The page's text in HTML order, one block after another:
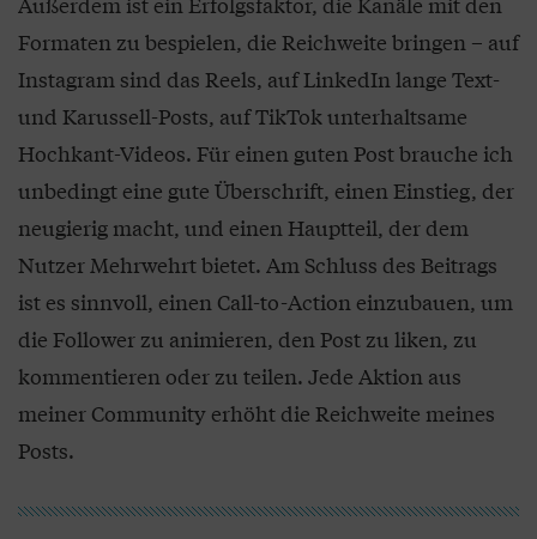
Formaten zu bespielen, die Reichweite bringen – auf
Instagram sind das Reels, auf LinkedIn lange Text-
und Karussell-Posts, auf TikTok unterhaltsame
Hochkant-Videos. Für einen guten Post brauche ich
unbedingt eine gute Überschrift, einen Einstieg, der
neugierig macht, und einen Hauptteil, der dem
Nutzer Mehrwehrt bietet. Am Schluss des Beitrags
ist es sinnvoll, einen Call-to-Action einzubauen, um
die Follower zu animieren, den Post zu liken, zu
kommentieren oder zu teilen. Jede Aktion aus
meiner Community erhöht die Reichweite meines
Posts.